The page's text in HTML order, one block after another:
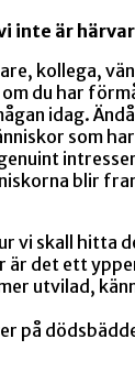
inte är
kollega,
du har
idag.
som
blir
vi skall hitta
är det ett
utvilad,
på